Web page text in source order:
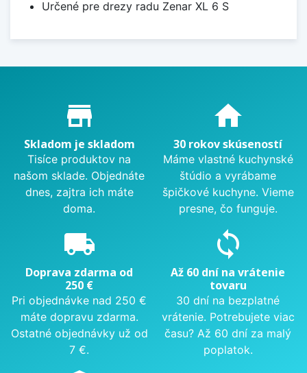
Určené pre drezy radu Zenar XL 6 S
Proč nakupovat u nás?
store_mall_directory
Skladom je skladom
Tisíce produktov na
našom sklade. Objednáte
dnes, zajtra ich máte
doma.
home
30 rokov skúseností
Máme vlastné kuchynské
štúdio a vyrábame
špičkové kuchyne. Vieme
presne, čo funguje.
local_shipping
Doprava zdarma od
250 €
Pri objednávke nad 250 €
máte dopravu zdarma.
Ostatné objednávky už od
7 €.
sync
Až 60 dní na vrátenie
tovaru
30 dní na bezplatné
vrátenie. Potrebujete viac
času? Až 60 dní za malý
poplatok.